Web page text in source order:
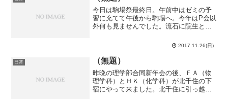
今日は駒場祭最終日。午前中はゼミの予
習に充てて午後から駒場へ。今年はP会以
外何も見ませんでした。流石に院生とも
ても素晴らしい演奏だった。演奏会後は
老害の謗りをものともせず打ち上げへ。
とは言え、1、2年生に...
2017.11.26(日)
日常 （無題）
昨晩の理学部合同新年会の後、ＦＡ（物
理学科）とＨＫ（化学科）が北千住の下
宿にやって来ました。北千住に引っ越し